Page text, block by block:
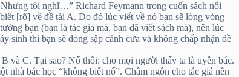
tôi nghĩ…” Richard Feymann trong cuốn sách nổi
[rõ] về đề tài A. Do đó lúc viết về nó bạn sẽ lòng vòng
bạn (bạn là tác giả mà, bạn đã viết sách mà), nên lúc
thì bạn sẽ đóng sập cánh cửa và không chấp nhận đề
và C. Tại sao? Nổ thôi: cho mọi người thấy ta là uyên bác.
nhà bác học “không biết nổ”. Châm ngôn cho tác giả nên